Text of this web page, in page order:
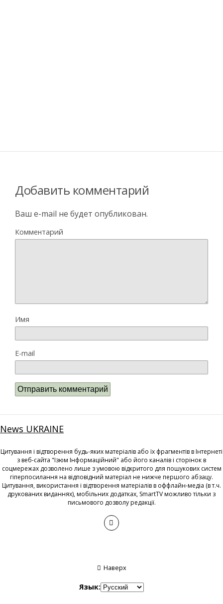
Добавить комментарий
Ваш e-mail не будет опубликован.
Комментарий
Имя
E-mail
News UKRAINE
Цитування і відтворення будь-яких матеріалів або їх фрагментів в Інтернеті
з веб-сайта "Ізюм Інформаційний" або його каналів і сторінок в
соцмережах дозволено лише з умовою відкритого для пошукових систем
гіперпосилання на відповідний матеріал не нижче першого абзацу.
Цитування, використання і відтворення матеріалів в оффлайн-медіа (в т.ч.
друкованих виданнях), мобільних додатках, SmartTV можливо тільки з
письмового дозволу редакції.
Наверх
Язык: